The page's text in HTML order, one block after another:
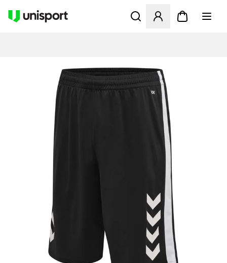
Apre una finestra modale